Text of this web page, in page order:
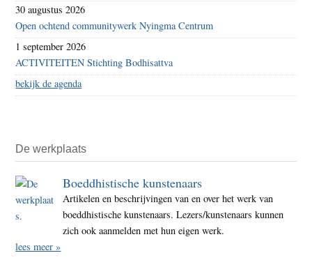
30 augustus 2026
Open ochtend communitywerk Nyingma Centrum
1 september 2026
ACTIVITEITEN Stichting Bodhisattva
bekijk de agenda
De werkplaats
Boeddhistische kunstenaars
Artikelen en beschrijvingen van en over het werk van
boeddhistische kunstenaars. Lezers/kunstenaars kunnen
zich ook aanmelden met hun eigen werk.
lees meer »